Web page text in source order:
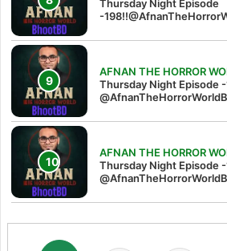
Thursday Night Episode
-
AFNAN THE HORROR
Thursday Night Episode
AFNAN THE HORROR
Thursday Night Episode